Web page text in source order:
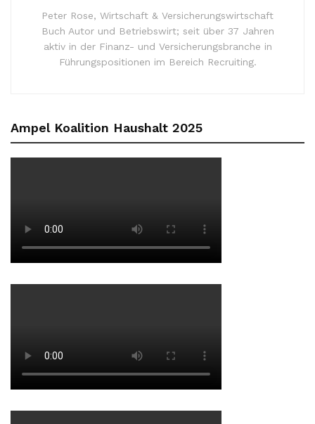
Peter Rose, Wirtschaft & Versicherungswirtschaft
Buch Autor und Betriebswirt; seit über 37 Jahren
aktiv in der Finanz- und Versicherungsbranche in
Führungspositionen im Bereich Recruiting.
Ampel Koalition Haushalt 2025